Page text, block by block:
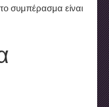
συμπέρασμα είναι